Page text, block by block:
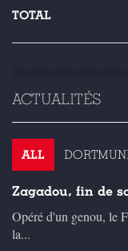
TOTAL
ACTUALITÉS
ALL
Zagadou, fin de
Opéré d'un genou, le
la...